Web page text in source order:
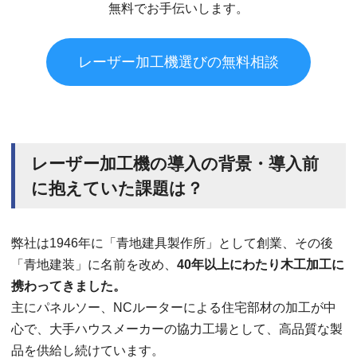
無料でお手伝いします。
レーザー加工機選びの無料相談
レーザー加工機の導入の背景・導入前
に抱えていた課題は？
弊社は1946年に「青地建具製作所」として創業、その後
「青地建装」に名前を改め、 40年以上にわたり木工加工に
携わってきました。
主にパネルソー、NCルーターによる住宅部材の加工が中
心で、大手ハウスメーカーの協力工場として、高品質な製
品を供給し続けています。